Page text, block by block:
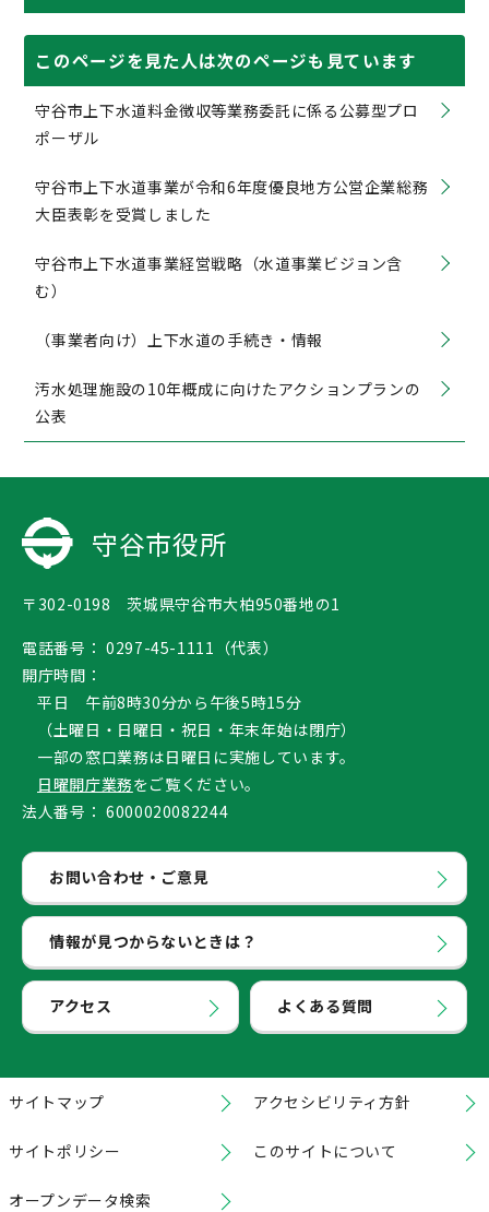
このページを見た人は次のページも見ています
守谷市上下水道料金徴収等業務委託に係る公募型プロ
ポーザル
守谷市上下水道事業が令和6年度優良地方公営企業総務
大臣表彰を受賞しました
守谷市上下水道事業経営戦略（水道事業ビジョン含
む）
（事業者向け）上下水道の手続き・情報
汚水処理施設の10年概成に向けたアクションプランの
公表
守谷市役所
〒302-0198 茨城県守谷市大柏950番地の1
電話番号： 0297-45-1111（代表）
開庁時間：
平日 午前8時30分から午後5時15分
（土曜日・日曜日・祝日・年末年始は閉庁）
一部の窓口業務は日曜日に実施しています。
日曜開庁業務をご覧ください。
法人番号： 6000020082244
お問い合わせ・ご意見
情報が見つからないときは？
アクセス よくある質問
サイトマップ アクセシビリティ方針
サイトポリシー このサイトについて
オープンデータ検索